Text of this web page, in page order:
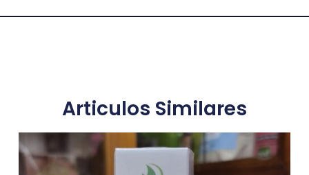
Articulos Similares